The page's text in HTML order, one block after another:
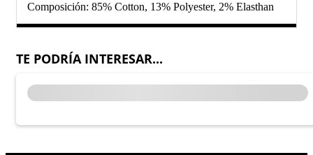
Composición: 85% Cotton, 13% Polyester, 2% Elasthan
TE PODRÍA INTERESAR...